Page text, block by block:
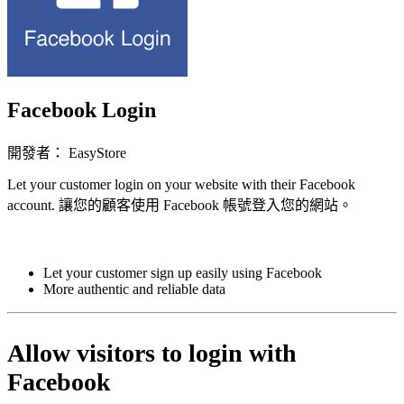
Facebook Login
開發者： EasyStore
Let your customer login on your website with their Facebook
account. 讓您的顧客使用 Facebook 帳號登入您的網站。
Let your customer sign up easily using Facebook
More authentic and reliable data
Allow visitors to login with
Facebook